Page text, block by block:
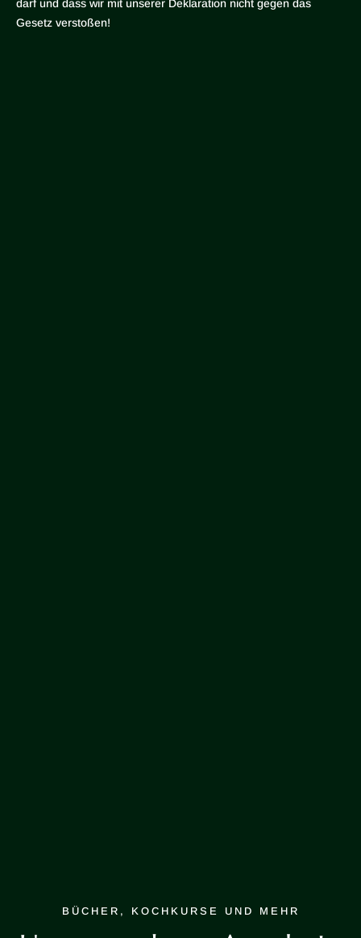
darf und dass wir mit unserer Deklaration nicht gegen das
Gesetz verstoßen!
BÜCHER, KOCHKURSE UND MEHR